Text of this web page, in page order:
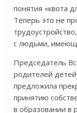
понятия «квота
Теперь это не
с людьми,
Председатель
родителей
предложила
принятию
в образовании в